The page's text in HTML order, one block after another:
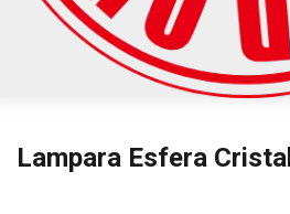
Lampara Esfera